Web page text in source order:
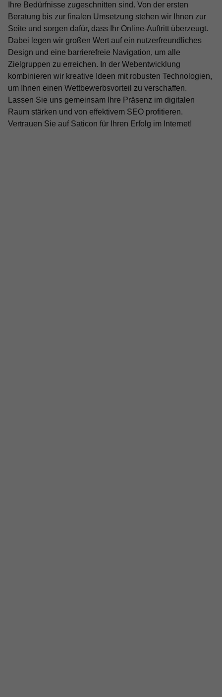
Ihre Bedürfnisse zugeschnitten sind. Von der ersten
Beratung bis zur finalen Umsetzung stehen wir Ihnen zur
Seite und sorgen dafür, dass Ihr Online-Auftritt überzeugt.
Dabei legen wir großen Wert auf ein nutzerfreundliches
Design und eine barrierefreie Navigation, um alle
Zielgruppen zu erreichen. In der Webentwicklung
kombinieren wir kreative Ideen mit robusten Technologien,
um Ihnen einen Wettbewerbsvorteil zu verschaffen.
Lassen Sie uns gemeinsam Ihre Präsenz im digitalen
Raum stärken und von effektivem SEO profitieren.
Vertrauen Sie auf Saticon für Ihren Erfolg im Internet!